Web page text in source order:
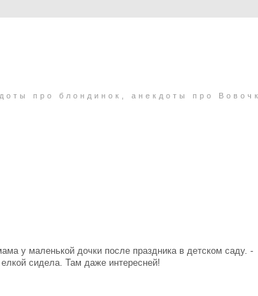
про блондинок, анекдоты про
у маленькой дочки после праздника в детском саду. -
сидела. Там даже интересней!